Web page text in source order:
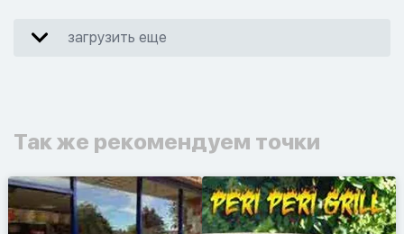
загрузить еще
Так же рекомендуем точки